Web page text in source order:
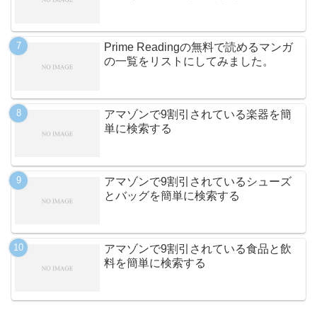
Prime Readingの無料で読めるマンガ
の一覧をリストにしてみました。
アマゾンで9割引されている楽器を簡
単に検索する
アマゾンで9割引されているシューズ
とバッグを簡単に検索する
アマゾンで9割引されている食品と飲
料を簡単に検索する